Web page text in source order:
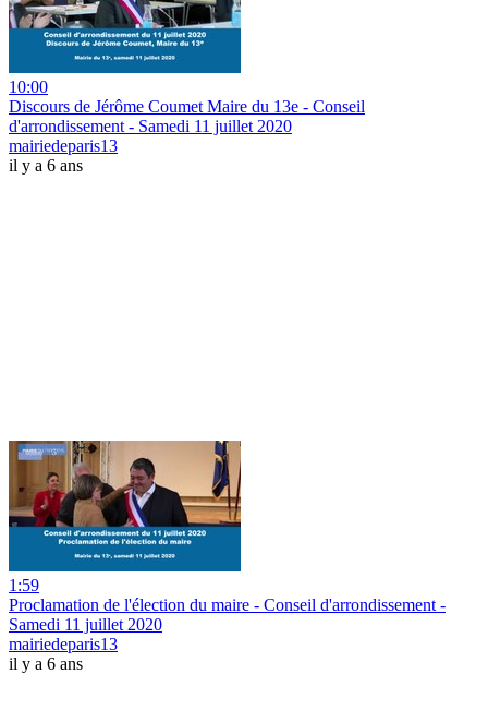
10:00
Discours de Jérôme Coumet Maire du 13e - Conseil
d'arrondissement - Samedi 11 juillet 2020
mairiedeparis13
il y a 6 ans
1:59
Proclamation de l'élection du maire - Conseil d'arrondissement -
Samedi 11 juillet 2020
mairiedeparis13
il y a 6 ans